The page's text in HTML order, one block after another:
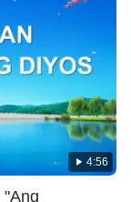
4:56
"Ang